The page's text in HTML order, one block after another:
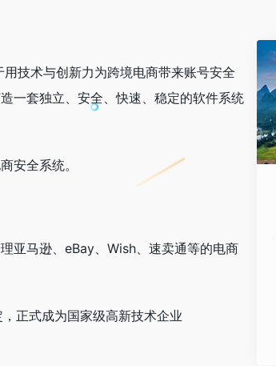
技术与创新力为跨境电商带来账号安全
一套独立、安全、快速、稳定的软件系统
安全系统。
亚马逊、eBay、Wish、速卖通等的电商
正式成为国家级高新技术企业